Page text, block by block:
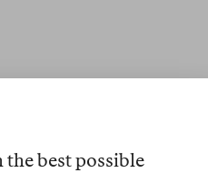
best possible